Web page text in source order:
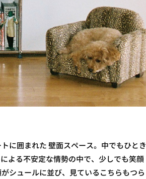
に囲まれた 壁面スペース。中でもひとき
よる不安定な情勢の中で、少しでも笑顔
シュールに並び、見ているこちらもつら